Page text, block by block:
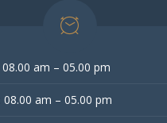
08.00 am – 05.00 pm
08.00 am – 05.00 pm